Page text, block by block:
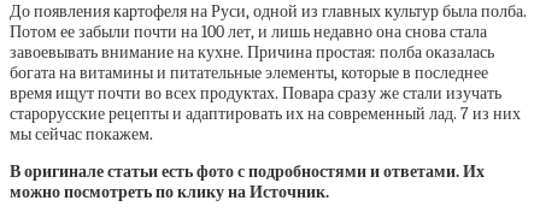
До появления картофеля на Руси, одной из главных культур была полба.
Потом ее забыли почти на 100 лет, и лишь недавно она снова стала
завоевывать внимание на кухне. Причина простая: полба оказалась
богата на витамины и питательные элементы, которые в последнее
время ищут почти во всех продуктах. Повара сразу же стали изучать
старорусские рецепты и адаптировать их на современный лад. 7 из них
мы сейчас покажем.
В оригинале статьи есть фото с подробностями и ответами. Их
можно посмотреть по клику на Источник.